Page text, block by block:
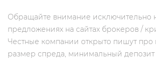
Обращайте внимание исключительно
предложениях на сайтах брокеров /
Честные компании открыто пишут про
размер спреда, минимальный депозит